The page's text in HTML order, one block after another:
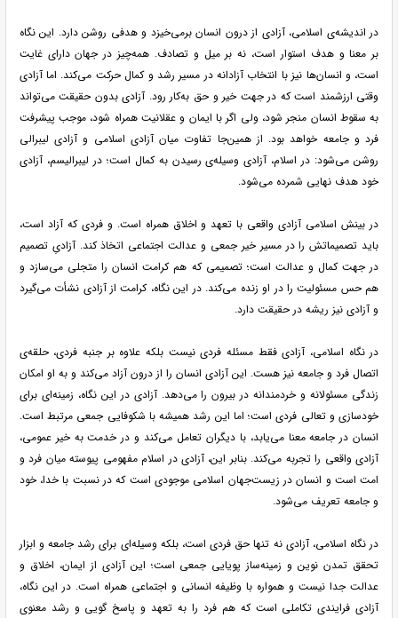
در اندیشه‌ی اسلامی، آزادی از درون انسان برمی‌خیزد و هدفی روشن دارد. این نگاه
بر معنا و هدف استوار است، نه بر میل و تصادف. همه‌چیز در جهان دارای غایت
است، و انسان‌ها نیز با انتخاب آزادانه در مسیر رشد و کمال حرکت می‌کند. اما آزادی
وقتی ارزشمند است که در جهت خیر و حق به‌کار رود. آزادی بدون حقیقت می‌تواند
به سقوط انسان منجر شود، ولی اگر با ایمان و عقلانیت همراه شود، موجب پیشرفت
فرد و جامعه خواهد بود. از همین‌جا تفاوت میان آزادی اسلامی و آزادی لیبرالی
روشن می‌شود: در اسلام، آزادی وسیله‌ی رسیدن به کمال است؛ در لیبرالیسم، آزادی
خود هدف نهایی شمرده می‌شود.
در بینش اسلامی آزادی واقعی با تعهد و اخلاق همراه است. و فردی که آزاد است،
باید تصمیماتش را در مسیر خیر جمعی و عدالت اجتماعی اتخاذ کند. آزادیِ تصمیم
در جهت کمال و عدالت است؛ تصمیمی که هم کرامت انسان را متجلی می‌سازد و
هم حس مسئولیت را در او زنده می‌کند. در این نگاه، کرامت از آزادی نشأت می‌گیرد
و آزادی نیز ریشه در حقیقت دارد.
در نگاه اسلامی، آزادی فقط مسئله فردی نیست بلکه علاوه بر جنبه فردی، حلقه‌ی
اتصال فرد و جامعه نیز هست. این آزادی انسان را از درون آزاد می‌کند و به او امکان
زندگی مسئولانه و خردمندانه در بیرون را می‌دهد. آزادی در این نگاه، زمینه‌ای برای
خودسازی و تعالی فردی است؛ اما این رشد همیشه با شکوفایی جمعی مرتبط است.
انسان در جامعه معنا می‌یابد، با دیگران تعامل می‌کند و در خدمت به خیر عمومی،
آزادی واقعی را تجربه می‌کند. بنابر این، آزادی در اسلام مفهومی پیوسته میان فرد و
امت است و انسان در زیست‌جهان اسلامی موجودی است که در نسبت با خدا، خود
و جامعه تعریف می‌شود.
در نگاه اسلامی، آزادی نه تنها حق فردی است، بلکه وسیله‌ای برای رشد جامعه و ابزار
تحقق تمدن نوین و زمینه‌ساز پویایی جمعی است؛ این آزادی از ایمان، اخلاق و
عدالت جدا نیست و همواره با وظیفه انسانی و اجتماعی همراه است. در این نگاه،
آزادی فرایندی تکاملی است که هم فرد را به تعهد و پاسخ گویی و رشد معنوی